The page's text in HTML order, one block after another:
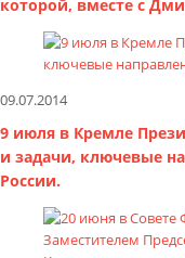
которой, вместе с
09.07.2014
9 июля в Кремле
и задачи, ключевые
России.